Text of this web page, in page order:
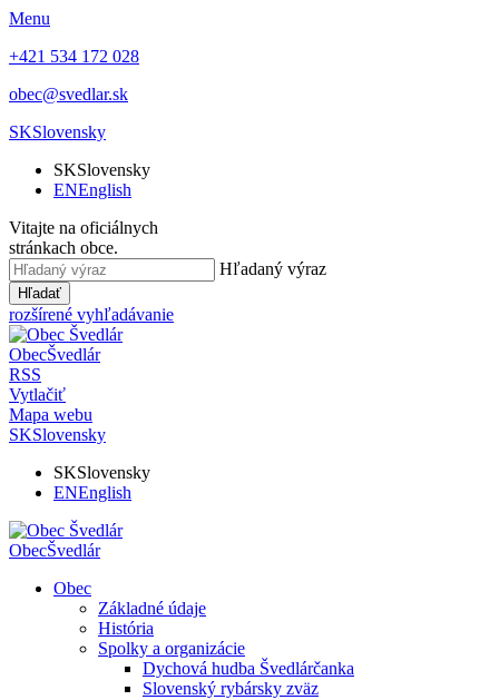
Menu
+421 534 172 028
obec@svedlar.sk
SKSlovensky
SKSlovensky
ENEnglish
Vitajte na oficiálnych
stránkach obce.
Hľadaný výraz
Hľadať
rozšírené vyhľadávanie
ObecŠvedlár
RSS
Vytlačiť
Mapa webu
SKSlovensky
SKSlovensky
ENEnglish
ObecŠvedlár
Obec
Základné údaje
História
Spolky a organizácie
Dychová hudba Švedlárčanka
Slovenský rybársky zväz